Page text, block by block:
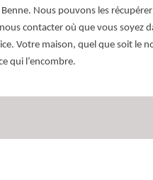
Benne. Nous pouvons les
contacter où que vous soyez
Votre maison, quel que soit le
qui l’encombre.